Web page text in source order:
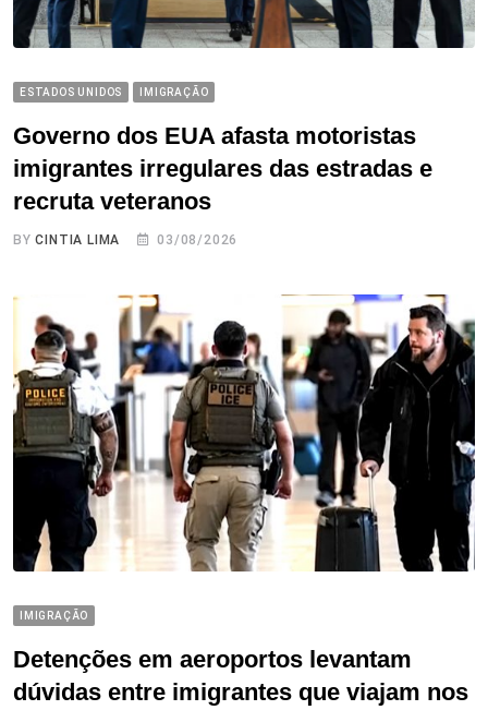
ESTADOS UNIDOS IMIGRAÇÃO
Governo dos EUA afasta motoristas
imigrantes irregulares das estradas e
recruta veteranos
BYCINTIA LIMA 03/08/2026
IMIGRAÇÃO
Detenções em aeroportos levantam
dúvidas entre imigrantes que viajam nos